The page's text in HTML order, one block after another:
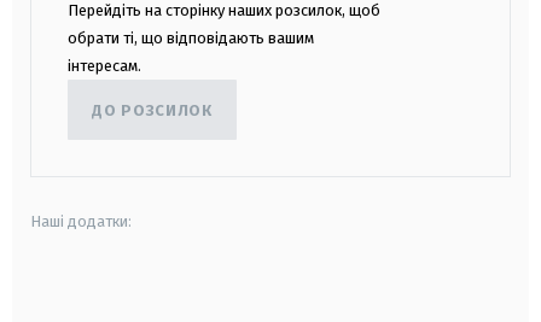
Перейдіть на сторінку наших розсилок, щоб
обрати ті, що відповідають вашим
інтересам.
ДО РОЗСИЛОК
Наші додатки: